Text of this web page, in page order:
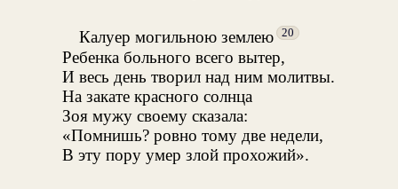
Калуер могильною землею 20
Ребенка больного всего вытер,
И весь день творил над ним молитвы.
На закате красного солнца
Зоя мужу своему сказала:
«Помнишь? ровно тому две недели,
В эту пору умер злой прохожий».